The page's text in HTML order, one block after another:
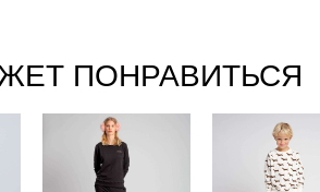
ПОНРАВИТЬСЯ
"Просто
черная" Свитер
и штаны Жен.
"Джеймс"
Свитер и
штаны Дети.